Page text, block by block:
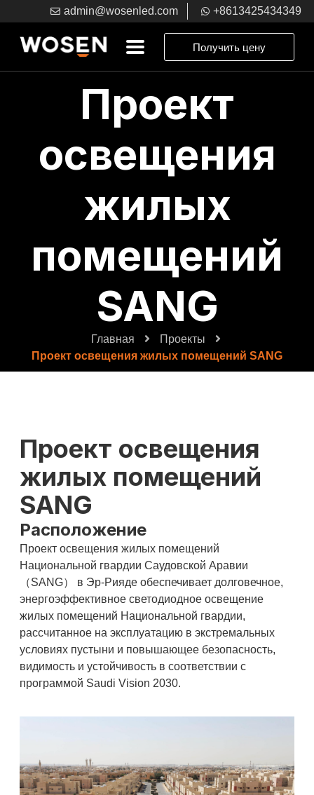
admin@wosenled.com +8613425434349
Получить цену
Проект
освещения
жилых
помещений
SANG
Главная
Проекты
Проект освещения жилых помещений SANG
Проект освещения
жилых помещений
SANG
Расположение
Проект освещения жилых помещений
Национальной гвардии Саудовской Аравии
（SANG） в Эр-Рияде обеспечивает долговечное,
энергоэффективное светодиодное освещение
жилых помещений Национальной гвардии,
рассчитанное на эксплуатацию в экстремальных
условиях пустыни и повышающее безопасность,
видимость и устойчивость в соответствии с
программой Saudi Vision 2030.